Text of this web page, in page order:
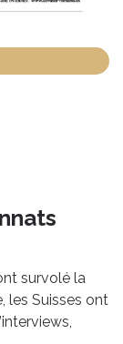
survolé la
les Suisses ont